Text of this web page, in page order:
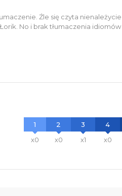
Źle się czyta
No i brak tłumaczenia
1
x0
2
x0
3
x1
4
x0